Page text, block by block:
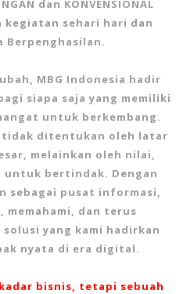
dan KONVENSIONAL
kegiatan sehari hari dan
Berpenghasilan.
MBG Indonesia hadir
siapa saja yang memiliki
untuk berkembang.
tidak ditentukan oleh latar
melainkan oleh nilai,
untuk bertindak. Dengan
sebagai pusat informasi,
memahami, dan terus
yang kami hadirkan
nyata di era digital.
bisnis, tetapi sebuah